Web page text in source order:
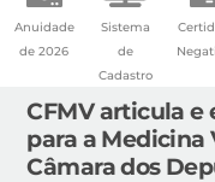
Anuidade
de 2026
Sistema
de
Cadastro
CFMV articula
para a Medicina
Câmara dos